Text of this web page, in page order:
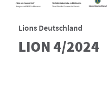
Lions Deutschland
LION 4/2024